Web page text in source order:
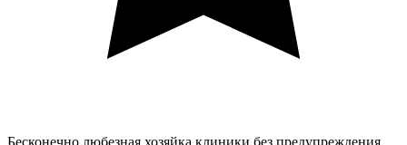
Бесконечно любезная хозяйка клиники без предупреждения